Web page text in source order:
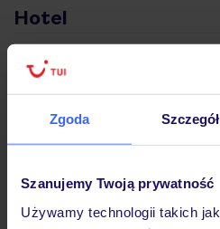
Zgoda
Szanujemy Twoją prywatność
Używamy technologii takich
Hotel
Opinie
Pokoje
Wyżywienie